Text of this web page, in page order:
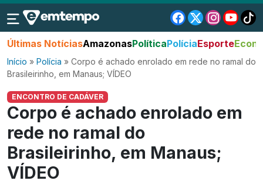
Últimas NotíciasAmazonasPolíticaPolíciaEsporte
Início » Polícia » Corpo é achado enrolado em rede no ramal do
Brasileirinho, em Manaus; VÍDEO
ENCONTRO DE CADÁVER
Corpo é achado enrolado em
rede no ramal do
Brasileirinho, em Manaus;
VÍDEO